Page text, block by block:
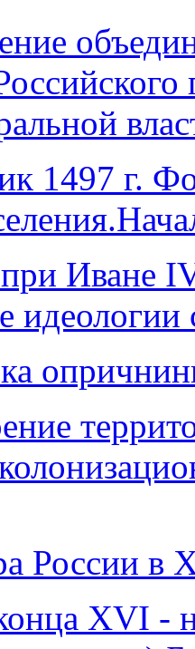
1497 г.
при Иване
России в
XVI -